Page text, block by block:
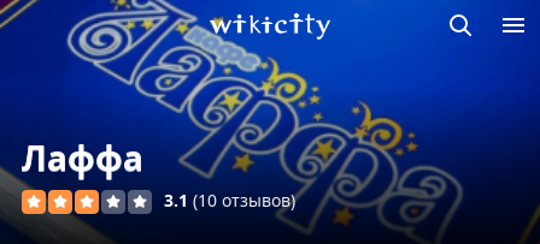
Викисити
Лаффа
3.1 (10 отзывов)